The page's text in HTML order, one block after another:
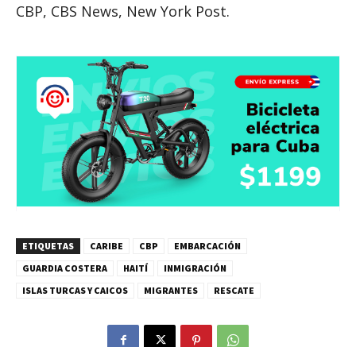
CBP, CBS News, New York Post.
ETIQUETAS CARIBE CBP
EMBARCACIÓN
GUARDIA COSTERA
HAITÍ
INMIGRACIÓN
ISLAS TURCAS Y CAICOS
MIGRANTES RESCATE